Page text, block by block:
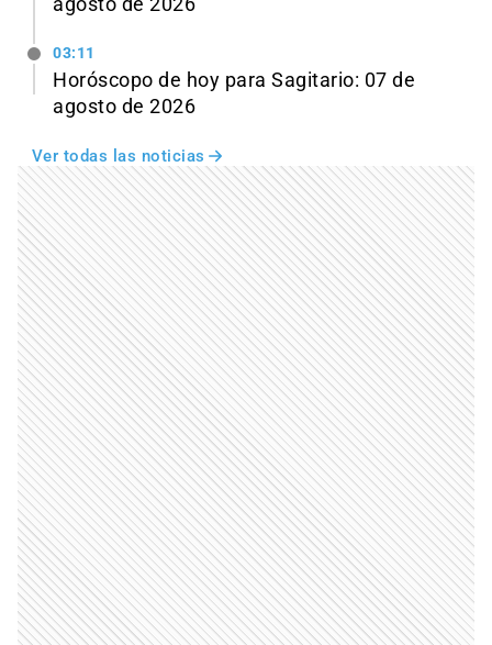
03:11
Horóscopo de hoy para Sagitario: 07 de
agosto de 2026
Ver todas las noticias